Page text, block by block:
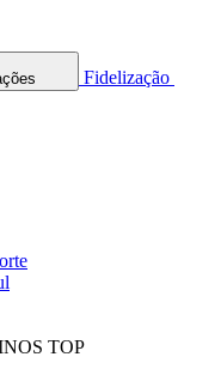
Fidelização
TOP